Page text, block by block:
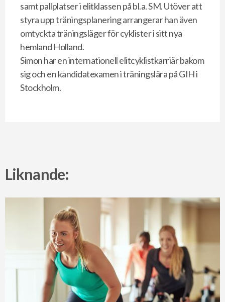
samt pallplatser i elitklassen på bl.a. SM. Utöver att
styra upp träningsplanering arrangerar han även
omtyckta träningsläger för cyklister i sitt nya
hemland Holland.
Simon har en internationell elitcyklistkarriär bakom
sig och en kandidatexamen i träningslära på GIH i
Stockholm.
Liknande: